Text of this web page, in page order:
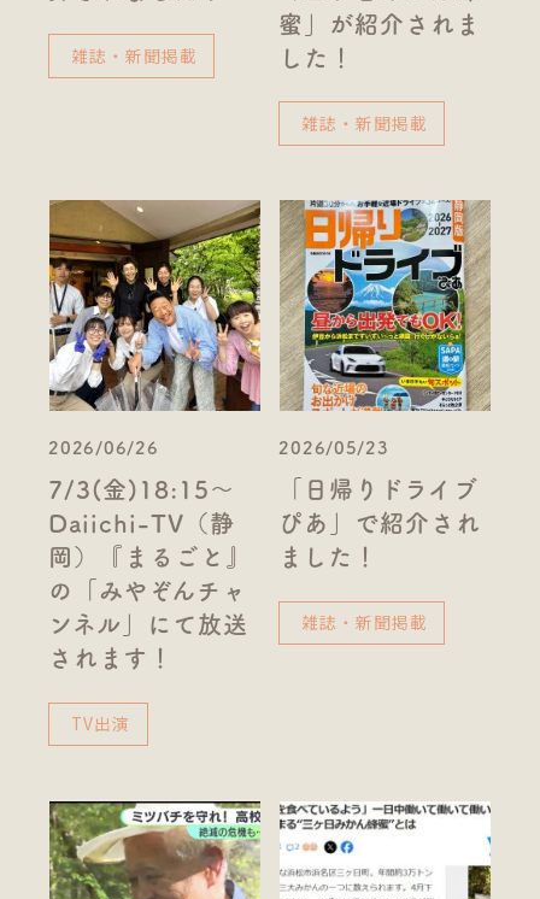
雑誌・新聞掲載
蜜」が紹介されま
した！
雑誌・新聞掲載
2026/06/26
7/3(金)18:15～
Daiichi-TV（静
岡）『まるごと』
の「みやぞんチャ
ンネル」にて放送
されます！
TV出演
2026/05/23
「日帰りドライブ
ぴあ」で紹介され
ました！
雑誌・新聞掲載